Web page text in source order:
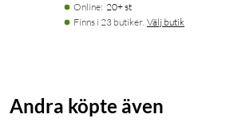
Online: 20+ st
Finns i 23 butiker. Välj butik
Andra köpte även